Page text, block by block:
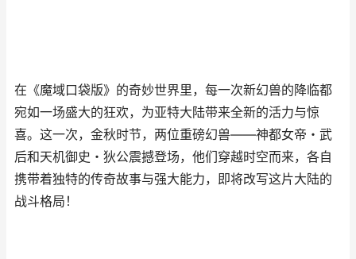
在《魔域口袋版》的奇妙世界里，每一次新幻兽的降临都
宛如一场盛大的狂欢，为亚特大陆带来全新的活力与惊
喜。这一次，金秋时节，两位重磅幻兽——神都女帝・武
后和天机御史・狄公震撼登场，他们穿越时空而来，各自
携带着独特的传奇故事与强大能力，即将改写这片大陆的
战斗格局！